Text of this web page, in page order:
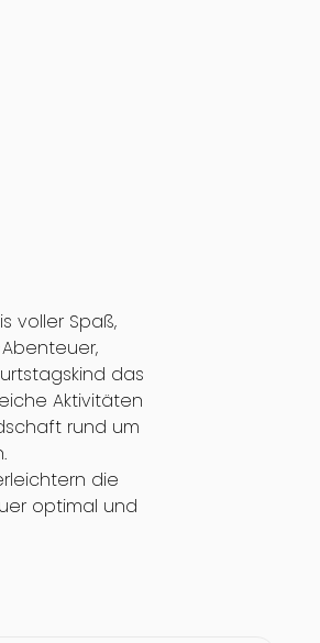
voller Spaß,
das
Aktivitäten
rund um
die
optimal und